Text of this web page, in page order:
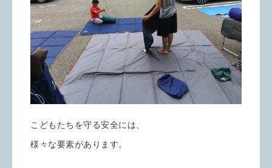
こどもたちを守る安全には、
様々な要素があります。